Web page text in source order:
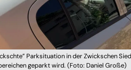
Parksituation in der Zwickschen
geparkt wird. (Foto: Daniel Große)